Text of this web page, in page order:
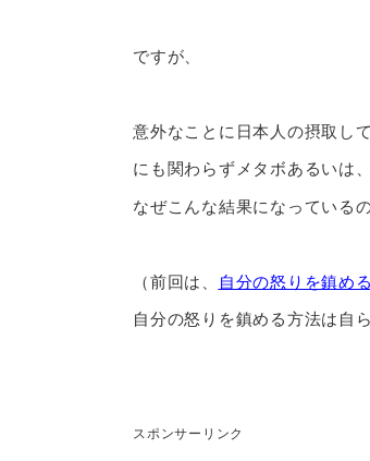
ですが、
意外なことに日本人の摂取し
にも関わらずメタボあるいは
なぜこんな結果になっている
（前回は、 自分の怒りを鎮め
自分の怒りを鎮める方法は自
スポンサーリンク